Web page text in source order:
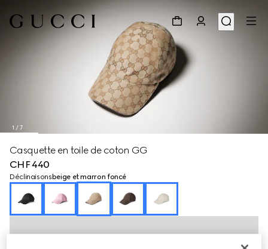
1 /7
Casquette en toile de coton GG
CHF 440
Déclinaisons beige et marron foncé